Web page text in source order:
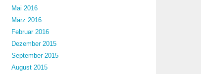
Mai 2016
März 2016
Februar 2016
Dezember 2015
September 2015
August 2015